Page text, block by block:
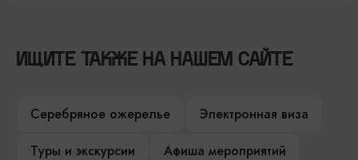
ИЩИТЕ ТАКЖЕ НА НАШЕМ САЙТЕ
Серебряное ожерелье
Электронная виза
Туры и экскурсии
Афиша мероприятий